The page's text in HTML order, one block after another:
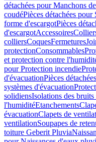
détachées pour Manchons
coudéPièces détachées
forme d'escargotPièces
d'escargotAccessoires
colliersCoquesFermetures
protectionConsommables
et protection contre
pour Protection incendie
d'évacuationPièces
systèmes d'évacuation
solidiensIsolations des
l'humiditéEtanchements
évacuationClapets de
ventilationSoupapes de
toiture Geberit Pluvia